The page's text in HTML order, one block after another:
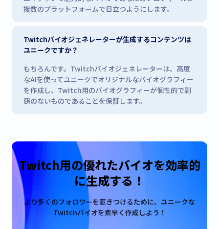
複数のプラットフォームで目立つようにします。
Twitchバイオジェネレーターが生成するコンテンツは
ユニークですか？
もちろんです。Twitchバイオジェネレーターは、高度
なAIを使ってユニークでオリジナルなバイオグラフィー
を作成し、Twitch用のバイオグラフィーが個性的で剽
窃のないものであることを保証します。
Twitch用の優れたバイオを効率的
に生成する！
より多くのフォロワーを惹きつけるために、ユニークな
Twitchバイオを素早く作成しよう！